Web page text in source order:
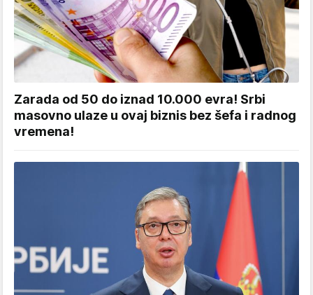
Zarada od 50 do iznad 10.000 evra! Srbi
masovno ulaze u ovaj biznis bez šefa i radnog
vremena!